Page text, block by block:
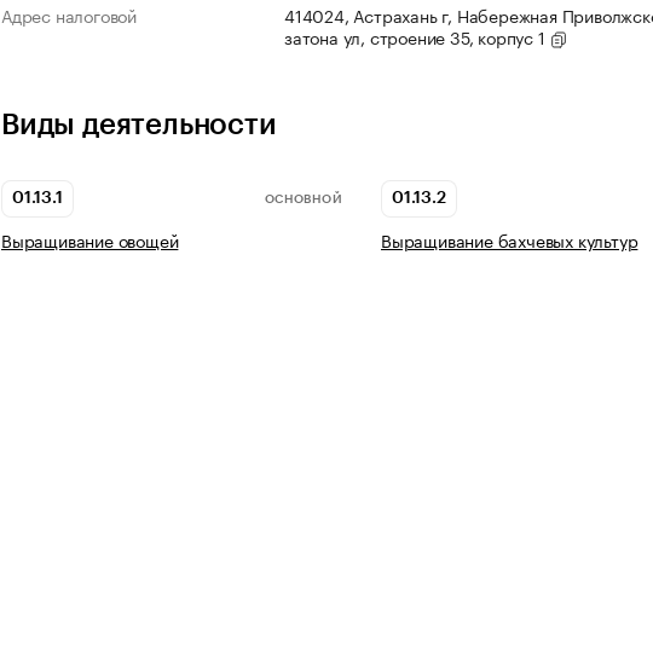
Адрес налоговой
414024, Астрахань г, Набережная
затона ул, строение 35, корпус 1
Виды деятельности
01.13.1 ОСНОВНОЙ
Выращивание овощей
01.13.2
Выращивание бахчевых культур